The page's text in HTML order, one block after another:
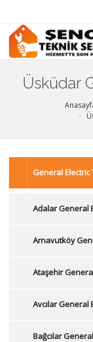
Üsküdar
General Electric
Adalar General
Arnavutköy
Ataşehir
Avcılar General
Bağcılar